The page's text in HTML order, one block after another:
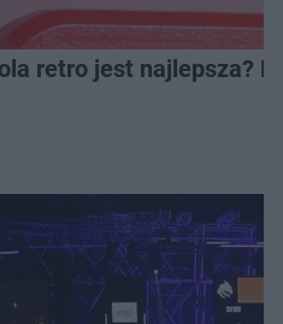
retro jest najlepsza?